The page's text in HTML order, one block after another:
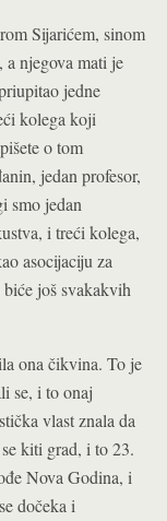
Sijarićem, sinom
njegova mati je
jedne
kolega koji
o tom
jedan profesor,
smo jedan
i treći kolega,
asocijaciju za
još svakakvih
ona čikvina. To je
se, i to onaj
vlast znala da
kiti grad, i to 23.
Nova Godina, i
dočeka i